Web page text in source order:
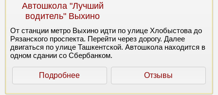
Автошкола "Лучший
водитель" Выхино
От станции метро Выхино идти по улице Хлобыстова до
Рязанского проспекта. Перейти через дорогу. Далее
двигаться по улице Ташкентской. Автошкола находится в
одном сдании со Сбербанком.
Подробнее Отзывы